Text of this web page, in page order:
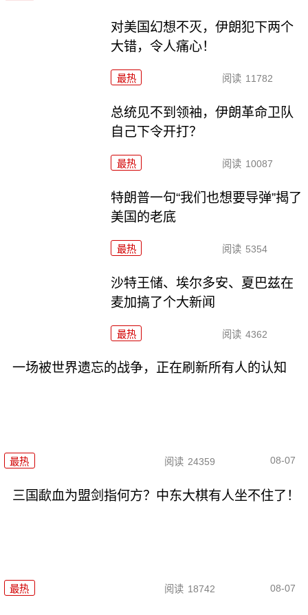
对美国幻想不灭，伊朗犯下两个
大错，令人痛心！
最热 阅读 11782
总统见不到领袖，伊朗革命卫队
自己下令开打？
最热 阅读 10087
特朗普一句“我们也想要导弹”揭了
美国的老底
最热 阅读 5354
沙特王储、埃尔多安、夏巴兹在
麦加搞了个大新闻
最热 阅读 4362
一场被世界遗忘的战争，正在刷新所有人的认知
最热 阅读 24359 08-07
三国歃血为盟剑指何方？中东大棋有人坐不住了！
最热 阅读 18742 08-07